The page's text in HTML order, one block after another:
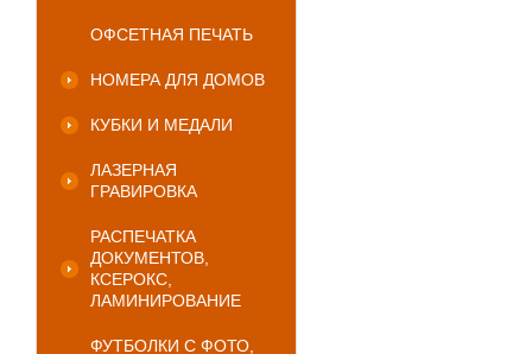
ОФСЕТНАЯ ПЕЧАТЬ
НОМЕРА ДЛЯ ДОМОВ
КУБКИ И МЕДАЛИ
ЛАЗЕРНАЯ
ГРАВИРОВКА
РАСПЕЧАТКА
ДОКУМЕНТОВ,
КСЕРОКС,
ЛАМИНИРОВАНИЕ
ФУТБОЛКИ С ФОТО,